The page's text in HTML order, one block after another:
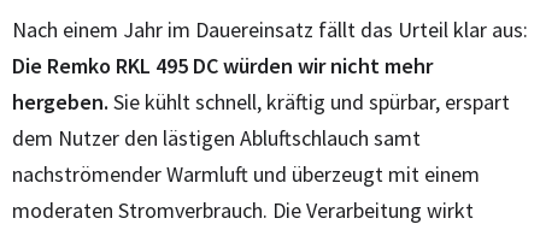
Nach einem Jahr im Dauereinsatz fällt das Urteil klar aus:
Die Remko RKL 495 DC würden wir nicht mehr
hergeben. Sie kühlt schnell, kräftig und spürbar, erspart
dem Nutzer den lästigen Abluftschlauch samt
nachströmender Warmluft und überzeugt mit einem
moderaten Stromverbrauch. Die Verarbeitung wirkt